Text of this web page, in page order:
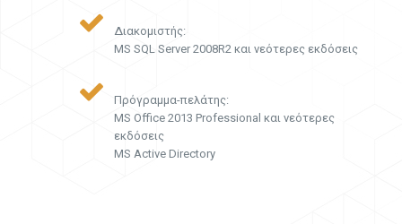
Διακομιστής:
MS SQL Server 2008R2 και νεότερες εκδόσεις
Πρόγραμμα-πελάτης:
MS Office 2013 Professional και νεότερες
εκδόσεις
MS Active Directory